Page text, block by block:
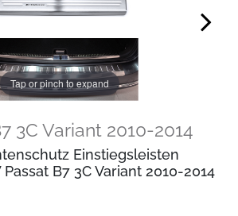
Tap or pinch to expand
3C Variant 2010-2014
Einstiegsleisten
B7 3C Variant 2010-2014